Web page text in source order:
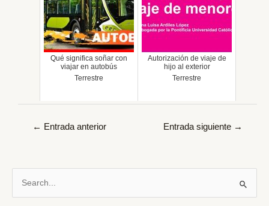
Qué significa soñar con
viajar en autobús
Terrestre
Autorización de viaje de
hijo al exterior
Terrestre
Navegación
← Entrada anterior Entrada siguiente →